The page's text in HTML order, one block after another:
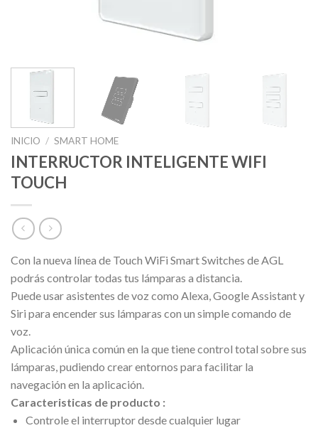
INICIO / SMART HOME
INTERRUCTOR INTELIGENTE WIFI
TOUCH
Con la nueva línea de Touch WiFi Smart Switches de AGL
podrás controlar todas tus lámparas a distancia.
Puede usar asistentes de voz como Alexa, Google Assistant y
Siri para encender sus lámparas con un simple comando de
voz.
Aplicación única común en la que tiene control total sobre sus
lámparas, pudiendo crear entornos para facilitar la
navegación en la aplicación.
Caracteristicas de producto :
Controle el interruptor desde cualquier lugar